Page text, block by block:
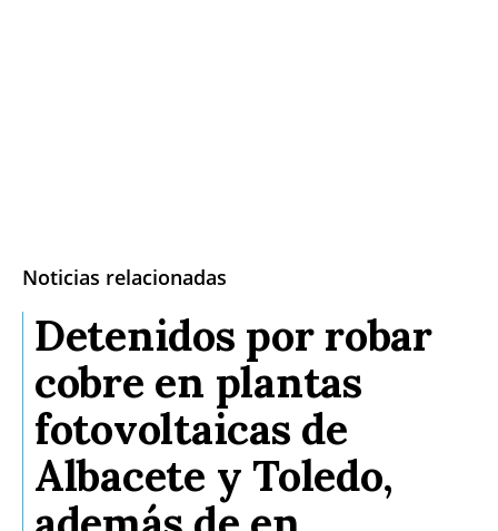
Noticias relacionadas
Detenidos por robar
cobre en plantas
fotovoltaicas de
Albacete y Toledo,